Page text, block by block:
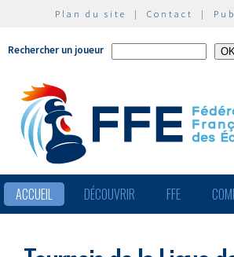
Plan du site | Contact |
Rechercher un joueur
ACCUEIL DÉCOUVRIR FFE